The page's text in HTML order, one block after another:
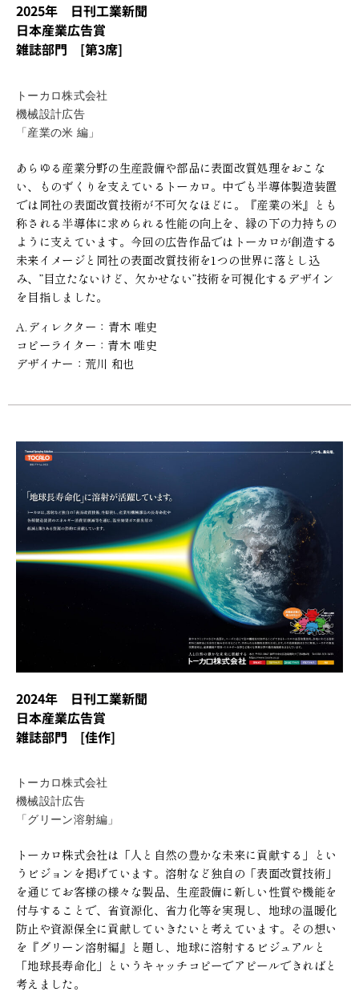
2025年 日刊工業新聞
日本産業広告賞
雑誌部門 [第3席]
トーカロ株式会社
機械設計広告
「産業の米 編」
あらゆる産業分野の生産設備や部品に表面改質処理をおこな
い、ものずくりを支えているトーカロ。中でも半導体製造装置
では同社の表面改質技術が不可欠なほどに。『産業の米』とも
称される半導体に求められる性能の向上を、縁の下の力持ちの
ように支えています。今回の広告作品ではトーカロが創造する
未来イメージと同社の表面改質技術を1つの世界に落とし込
み、”目立たないけど、欠かせない”技術を可視化するデザイン
を目指しました。
A.ディレクター：青木 唯史
コピーライター：青木 唯史
デザイナー：荒川 和也
2024年 日刊工業新聞
日本産業広告賞
雑誌部門 [佳作]
トーカロ株式会社
機械設計広告
「グリーン溶射編」
トーカロ株式会社は「人と自然の豊かな未来に貢献する」とい
うビジョンを掲げています。溶射など独自の「表面改質技術」
を通じてお客様の様々な製品、生産設備に新しい性質や機能を
付与することで、省資源化、省力化等を実現し、地球の温暖化
防止や資源保全に貢献していきたいと考えています。その想い
を『グリーン溶射編』と題し、地球に溶射するビジュアルと
「地球長寿命化」というキャッチコピーでアピールできればと
考えました。